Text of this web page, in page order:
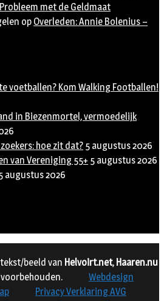
Probleem met de Geldmaat
op Overleden: Annie Bolenius –
voetballen? Kom Walking Footballen!
in Biezenmortel, vermoedelijk
hoe zit dat? 5 augustus 2026
van Vereniging 55+ 5 augustus 2026
augustus 2026
beeld van Helvoirt.net, Haaren.nu
Webdesign
Privacy Verklaring AVG